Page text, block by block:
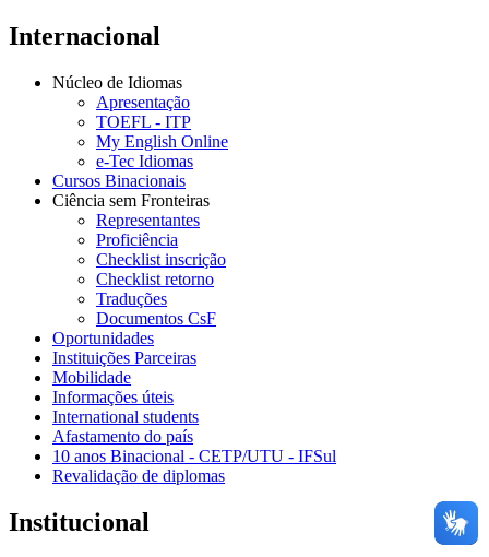
Internacional
Núcleo de Idiomas
Apresentação
TOEFL - ITP
My English Online
e-Tec Idiomas
Cursos Binacionais
Ciência sem Fronteiras
Representantes
Proficiência
Checklist inscrição
Checklist retorno
Traduções
Documentos CsF
Oportunidades
Instituições Parceiras
Mobilidade
Informações úteis
International students
Afastamento do país
10 anos Binacional - CETP/UTU - IFSul
Revalidação de diplomas
Institucional